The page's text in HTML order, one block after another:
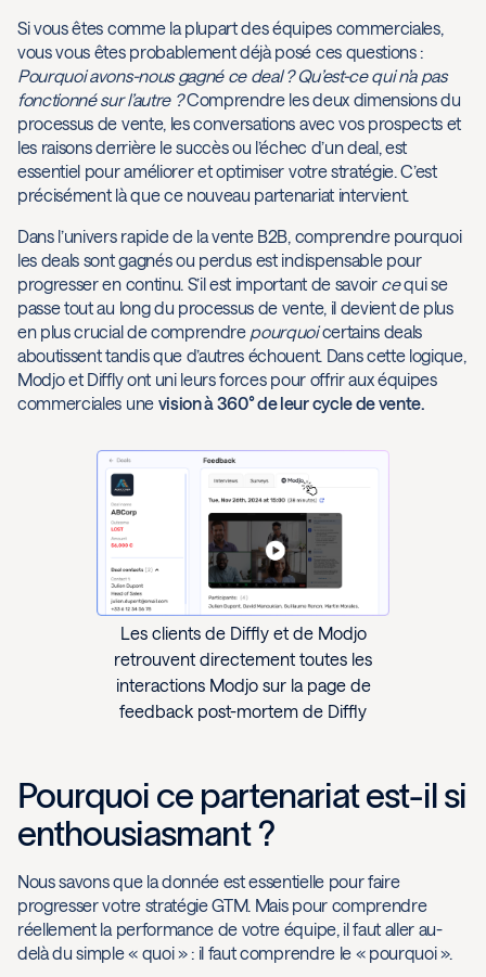
Si vous êtes comme la plupart des équipes commerciales,
vous vous êtes probablement déjà posé ces questions :
Pourquoi avons-nous gagné ce deal ? Qu’est-ce qui n’a pas
fonctionné sur l’autre ?Comprendre les deux dimensions du
processus de vente, les conversations avec vos prospects et
les raisons derrière le succès ou l’échec d’un deal, est
essentiel pour améliorer et optimiser votre stratégie. C’est
précisément là que ce nouveau partenariat intervient.
Dans l’univers rapide de la vente B2B, comprendre pourquoi
les deals sont gagnés ou perdus est indispensable pour
progresser en continu. S’il est important de savoir cequi se
passe tout au long du processus de vente, il devient de plus
en plus crucial de comprendre pourquoicertains deals
aboutissent tandis que d’autres échouent. Dans cette logique,
Modjo et Diffly ont uni leurs forces pour offrir aux équipes
commerciales une vision à 360° de leur cycle de vente.
Les clients de Diffly et de Modjo
retrouvent directement toutes les
interactions Modjo sur la page de
feedback post-mortem de Diffly
Pourquoi ce partenariat est-il si
enthousiasmant ?
Nous savons que la donnée est essentielle pour faire
progresser votre stratégie GTM. Mais pour comprendre
réellement la performance de votre équipe, il faut aller au-
delà du simple « quoi » : il faut comprendre le « pourquoi ».